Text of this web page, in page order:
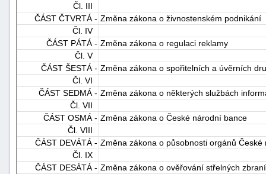
Čl. III
ČÁST ČTVRTÁ - Změna zákona o živnostenském podnikání
Čl. IV
ČÁST PÁTÁ - Změna zákona o regulaci reklamy
Čl. V
ČÁST ŠESTÁ - Změna zákona o spořitelních a úvěrních
Čl. VI
ČÁST SEDMÁ - Změna zákona o některých službách
Čl. VII
ČÁST OSMÁ - Změna zákona o České národní bance
Čl. VIII
ČÁST DEVÁTÁ - Změna zákona o působnosti orgánů České
Čl. IX
ČÁST DESÁTÁ - Změna zákona o ověřování střelných
-